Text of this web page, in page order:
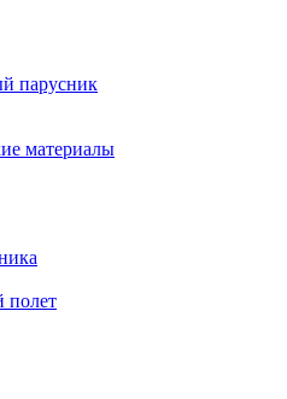
парусник
материалы
полет